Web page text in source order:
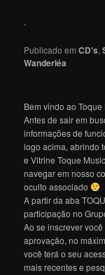
.
Publicado em CD's,
Wanderléa
Bem vindo ao Toque
Antes de sair em
informações de
logo acima, abrindo
e Vitrine Toque
navegar em nosso
oculto associado
A partir da aba
participação no
Ao se inscrever
aprovação, no
você terá o seu
mais recentes e